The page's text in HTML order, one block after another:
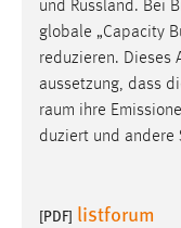
und Russland. Bei
globale „Capacity
reduzieren. Dieses
aussetzung, dass
raum ihre
duziert und andere
[PDF] listforum